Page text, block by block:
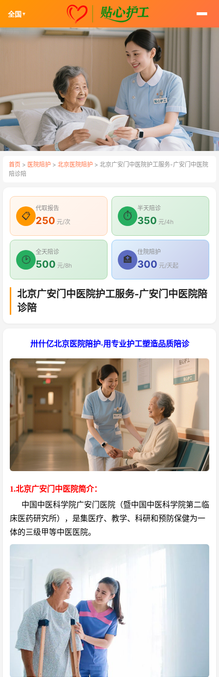
全国 ▼
首页 > 医院陪护 > 北京医院陪护 > 北京广安门中医院护工服务-广安门中医院
陪诊陪
📋
代取报告
250 元/次
⏱
半天陪诊
350 元/4h
🕑
全天陪诊
500 元/8h
🏥
住院陪护
300 元/天起
北京广安门中医院护工服务-广安门中医院陪
诊陪
卅什亿北京医院陪护-用专业护工塑造品质陪诊
1.北京广安门中医院简介：
中国中医科学院广安门医院（暨中国中医科学院第二临
床医药研究所），是集医疗、教学、科研和预防保健为一
体的三级甲等中医医院。